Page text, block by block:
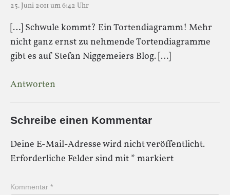
25. Juni 2011 um 6:42 Uhr
[…] Schwule kommt? Ein Tortendiagramm! Mehr
nicht ganz ernst zu nehmende Tortendiagramme
gibt es auf Stefan Niggemeiers Blog. […]
Antworten
Schreibe einen Kommentar
Deine E-Mail-Adresse wird nicht veröffentlicht.
Erforderliche Felder sind mit * markiert
Kommentar *